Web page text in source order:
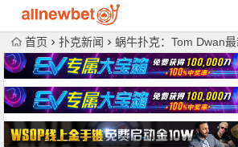
首页 扑克新闻 蜗牛扑克：Tom Dwan最新采访！